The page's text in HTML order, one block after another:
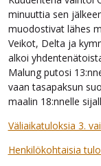
minuuttia sen
muodostivat lähes
Veikot, Delta ja
alkoi
Malung putosi
vaan tasapaksun
maalin 18:nnelle
Väliaikatuloksia 3.
Henkilökohtaisia